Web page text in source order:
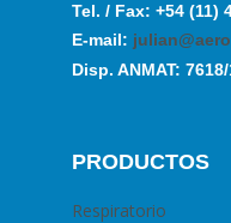
Tel. / Fax: +54 (11)
E-mail:
Disp. ANMAT: 7618/
PRODUCTOS
Respiratorio